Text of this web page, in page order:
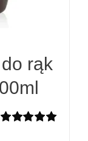
rąk